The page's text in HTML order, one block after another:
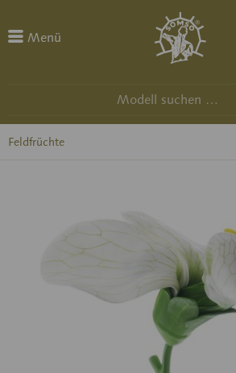
Menü
Feldfrüchte